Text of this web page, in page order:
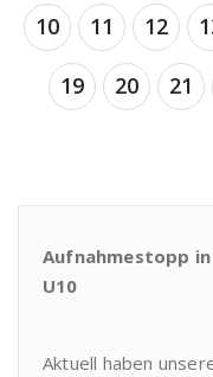
10 11 12
19 20 21
Aufnahmestopp
U10
Aktuell haben